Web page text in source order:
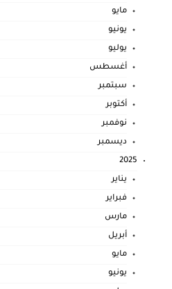
مايو
يونيو
يوليو
أغسطس
سبتمبر
أكتوبر
نوفمبر
ديسمبر
2025
يناير
فبراير
مارس
أبريل
مايو
يونيو